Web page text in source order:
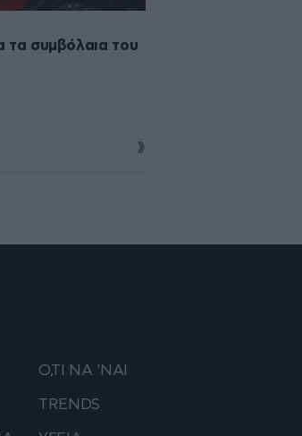
τα συμβόλαια του
Ο,ΤΙ ΝΑ 'ΝΑΙ
TRENDS